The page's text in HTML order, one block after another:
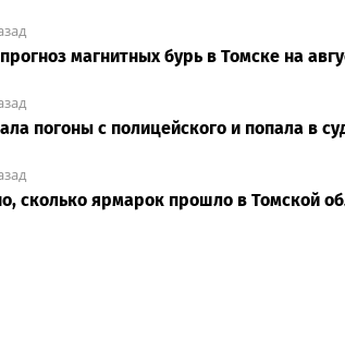
магнитных бурь в Томске на
погоны с полицейского и попала в
сколько ярмарок прошло в Томской